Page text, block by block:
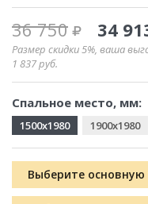
36 750 34
Размер скидки 5%, ваша
1 837руб.
Спальное место, мм:
1500x1980 1900x1980
Выберите основную